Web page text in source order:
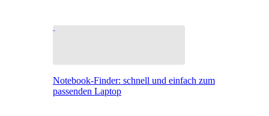
Notebook-Finder: schnell und einfach zum
passenden Laptop